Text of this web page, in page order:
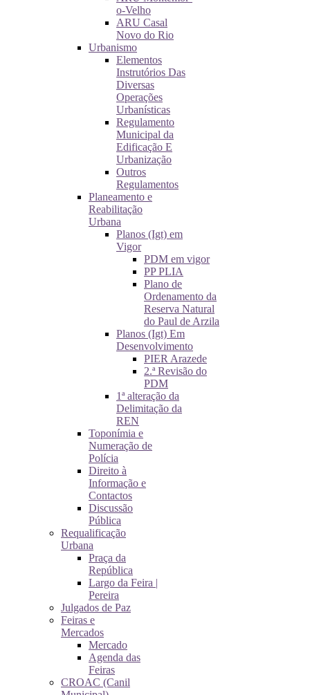
o-Velho
ARU Casal
Novo do Rio
Urbanismo
Elementos
Instrutórios Das
Diversas
Operações
Urbanísticas
Regulamento
Municipal da
Edificação E
Urbanização
Outros
Regulamentos
Planeamento e
Reabilitação
Urbana
Planos (Igt) em
Vigor
PDM em vigor
PP PLIA
Plano de
Ordenamento da
Reserva Natural
do Paul de Arzila
Planos (Igt) Em
Desenvolvimento
PIER Arazede
2.ª Revisão do
PDM
1ª alteração da
Delimitação da
REN
Toponímia e
Numeração de
Polícia
Direito à
Informação e
Contactos
Discussão
Pública
Requalificação
Urbana
Praça da
República
Largo da Feira |
Pereira
Julgados de Paz
Feiras e
Mercados
Mercado
Agenda das
Feiras
CROAC (Canil